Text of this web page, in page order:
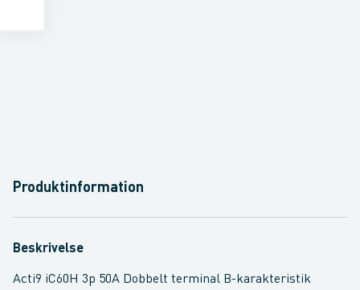
Produktinformation
Beskrivelse
Acti9 iC60H 3p 50A Dobbelt terminal B-karakteristik